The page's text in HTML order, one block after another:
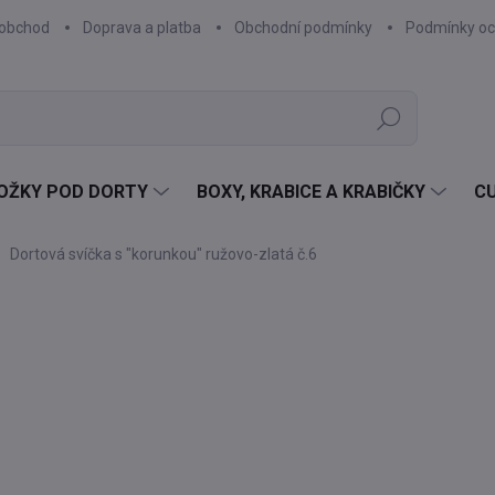
Doprava a platba Obchodní podmínky Podmínky
Hledat
POD DORTY BOXY, KRABICE A KRABIČKY
Dortová svíčka s "korunkou" ružovo-zlatá č.6